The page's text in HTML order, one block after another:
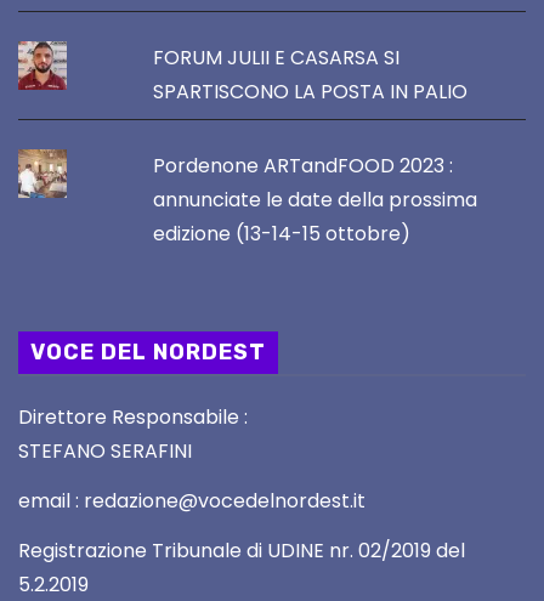
FORUM JULII E CASARSA SI
SPARTISCONO LA POSTA IN PALIO
Pordenone ARTandFOOD 2023 :
annunciate le date della prossima
edizione (13-14-15 ottobre)
VOCE DEL NORDEST
Direttore Responsabile :
STEFANO SERAFINI
email : redazione@vocedelnordest.it
Registrazione Tribunale di UDINE nr. 02/2019 del
5.2.2019